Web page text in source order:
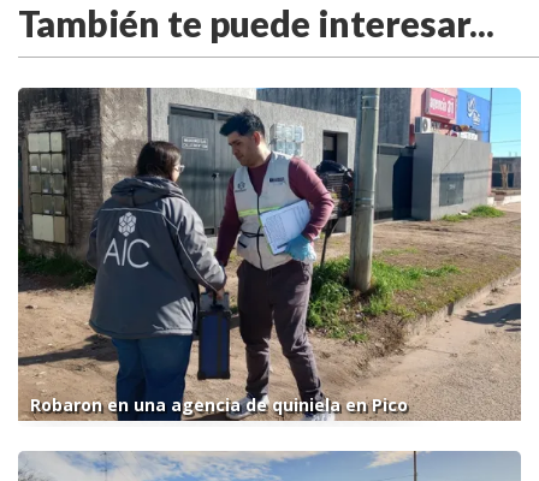
También te puede interesar...
Robaron en una agencia de quiniela en Pico